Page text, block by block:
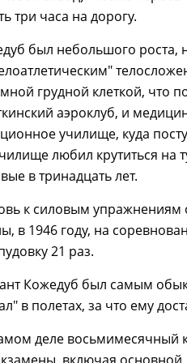
три часа на дорогу.
был небольшого роста,
грудной клеткой, что
аэроклуб, и
училище, куда
любил крутиться на
в тринадцать лет.
к силовым упражнениям
в 1946 году, на
21 раз.
Кожедуб был самым
в полетах, за что ему
деле восьмимесячный